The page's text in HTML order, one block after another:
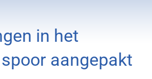
in het
aangepakt